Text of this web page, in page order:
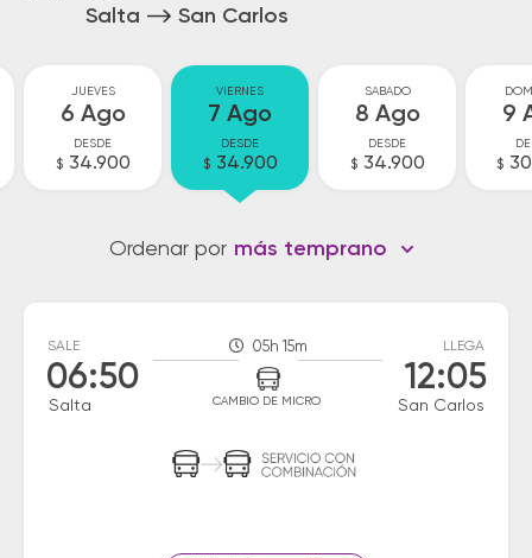
Salta San Carlos
JUEVES
6 Ago
DESDE
$ 34.900
VIERNES
7 Ago
DESDE
$ 34.900
SABADO
8 Ago
DESDE
$ 34.900
9
$
Ordenar por más temprano
SALE
06:50
Salta
05h 15m
CAMBIO DE MICRO
LLEGA
12:05
San Carlos